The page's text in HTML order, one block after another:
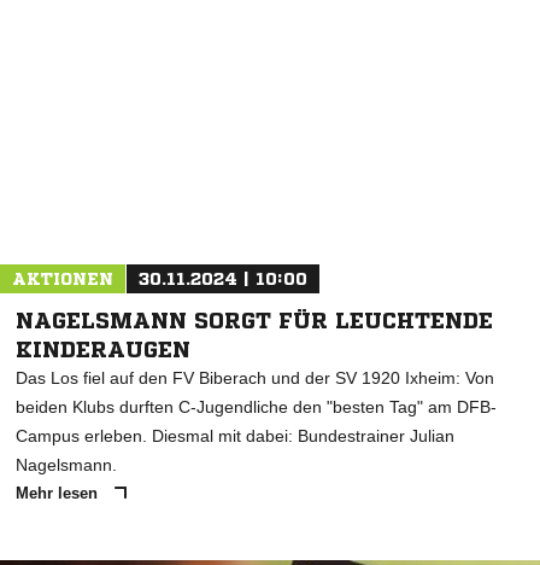
AKTIONEN 30.11.2024 | 10:00
NAGELSMANN SORGT FÜR LEUCHTENDE
KINDERAUGEN
Das Los fiel auf den FV Biberach und der SV 1920 Ixheim: Von
beiden Klubs durften C-Jugendliche den "besten Tag" am DFB-
Campus erleben. Diesmal mit dabei: Bundestrainer Julian
Nagelsmann.
Mehr lesen